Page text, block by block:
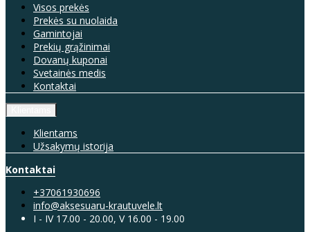
Visos prekės
Prekės su nuolaida
Gamintojai
Prekių grąžinimai
Dovanų kuponai
Svetainės medis
Kontaktai
Klientams
Užsakymų istorija
Kontaktai
+37061930696
info@aksesuaru-krautuvele.lt
I - IV 17.00 - 20.00, V 16.00 - 19.00